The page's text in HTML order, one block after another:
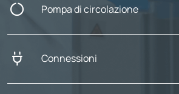
Pompa di circolazione
Connessioni